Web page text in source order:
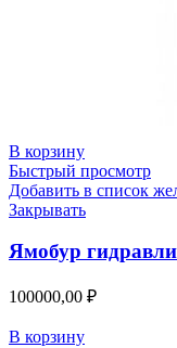
В корзину
Быстрый просмотр
Добавить в список
Закрывать
Ямобур
100000,00 ₽
В корзину